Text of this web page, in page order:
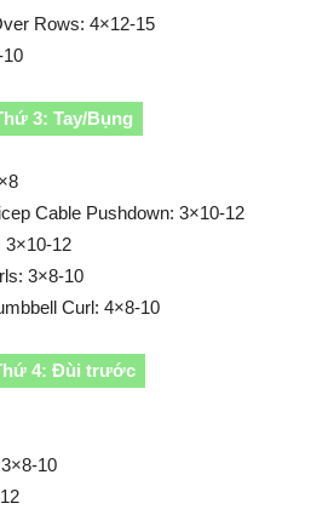
Rows: 4×12-15
10
3: Tay/Bụng
Cable Pushdown: 3×10-12
3×10-12
3×8-10
Curl: 4×8-10
4: Đùi trước
10